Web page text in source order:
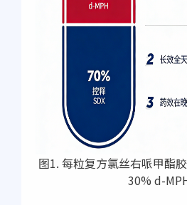
图1. 每粒复方氯丝右哌甲酯
30% d-